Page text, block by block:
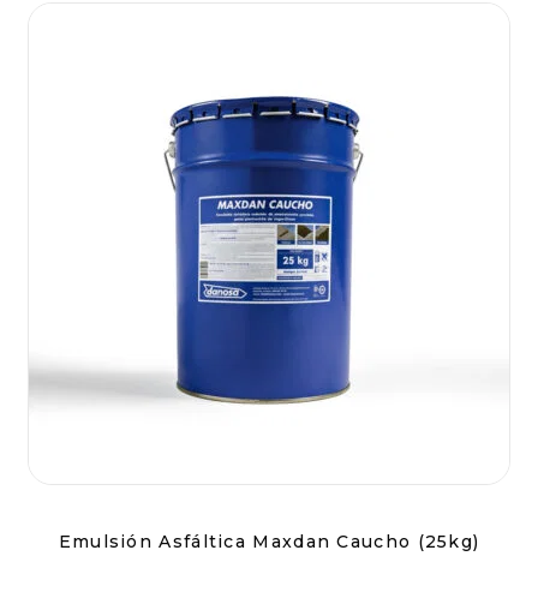
Emulsión Asfáltica Maxdan Caucho (25kg)